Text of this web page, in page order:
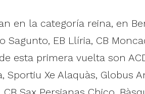
en la categoría reina, en
EB Llíria, CB
esta primera vuelta son
Sportiu Xe Alaquàs, Globus